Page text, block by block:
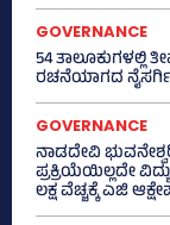
GOVERNANCE
54 ತಾಲೂಕುಗಳಲ್ಲಿ
ರಚನೆಯಾಗದ
GOVERNANCE
ನಾಡದೇವಿ
ಪ್ರಕ್ರಿಯೆಯಿಲ್ಲದೇ
ಲಕ್ಷ ವೆಚ್ಚಕ್ಕೆ ಎಜಿ